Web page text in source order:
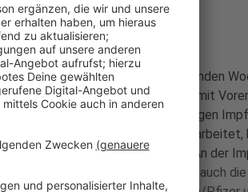
die Corona-Zahlen in den kommenden
und Personen ab 5 Jahren mit
offizielle Empfehlung der Ständigen
werde derzeit mit Hochdruck
sich bereits auf ein Go vor: An der
erstmals auch